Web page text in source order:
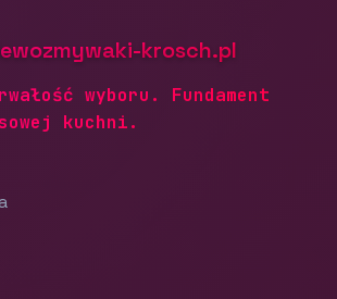
krosch.pl
wyboru. Fundament
kuchni.